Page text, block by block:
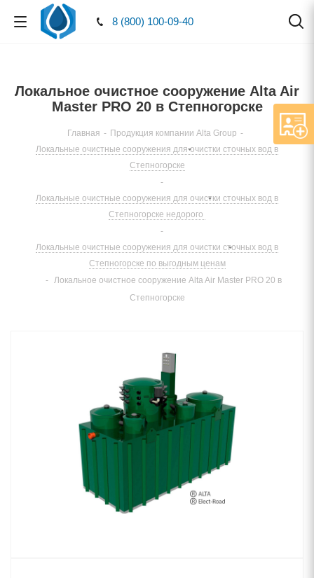
8 (800) 100-09-40
Локальное очистное сооружение Alta Air
Master PRO 20 в Степногорске
Главная - Продукция компании Alta Group -
Локальные очистные сооружения для очистки сточных вод в
Степногорске
-
Локальные очистные сооружения для очистки сточных вод в
Степногорске недорого
-
Локальные очистные сооружения для очистки сточных вод в
Степногорске по выгодным ценам
-
Локальное очистное сооружение Alta Air Master PRO 20 в
Степногорске